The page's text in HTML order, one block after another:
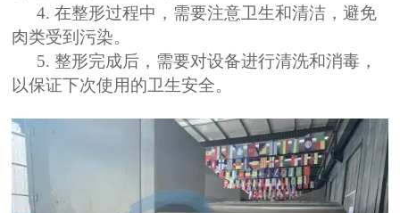
4. 在整形过程中，需要注意卫生和清洁，避免
肉类受到污染。
5. 整形完成后，需要对设备进行清洗和消毒，
以保证下次使用的卫生安全。